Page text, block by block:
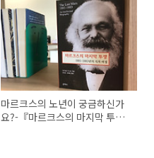
마르크스의 노년이 궁금하신가
요?-『마르크스의 마지막 투